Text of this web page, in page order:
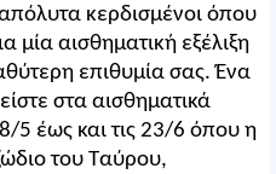
κερδισμένοι όπου
μία αισθηματική εξέλιξη
επιθυμία σας. Ένα
στα αισθηματικά
5 έως και τις 23/6 όπου η
του Ταύρου,